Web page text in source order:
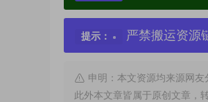
提示： 严禁搬运资源
申明：本文资源均来源网
此外本文章皆属于原创文章，